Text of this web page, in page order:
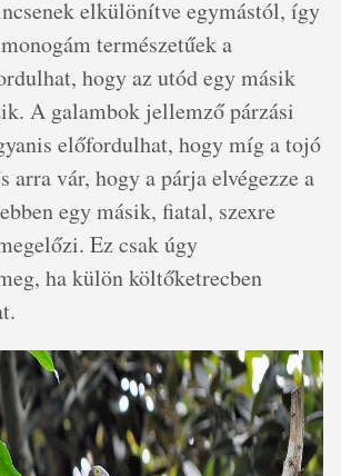
elkülönítve egymástól, így
természetűek a
hogy az utód egy másik
A galambok jellemző párzási
előfordulhat, hogy míg a tojó
arra vár, hogy a párja elvégezze a
egy másik, fiatal, szexre
Ez csak úgy
ha külön költőketrecben